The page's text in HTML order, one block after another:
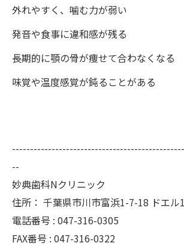
外れやすく、噛む力が弱い
発音や食事に違和感が残る
長期的に顎の骨が痩せて合わなくなる
味覚や温度感覚が鈍ることがある
--
妙典歯科Nクリニック
住所： 千葉県市川市富浜1-7-18 ドエル
電話番号 : 047-316-0305
FAX番号 : 047-316-0322